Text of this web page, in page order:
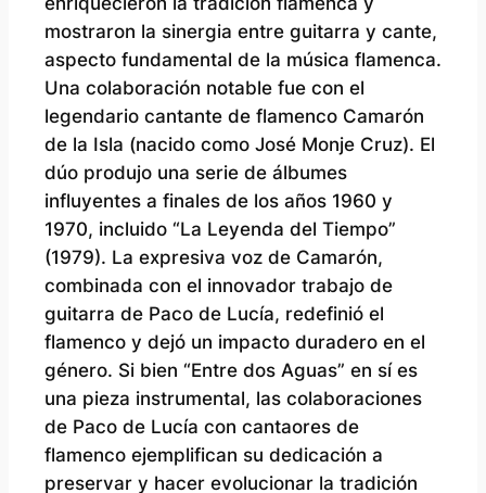
mostraron la sinergia entre guitarra y cante,
aspecto fundamental de la música flamenca.
Una colaboración notable fue con el
legendario cantante de flamenco Camarón
de la Isla (nacido como José Monje Cruz). El
dúo produjo una serie de álbumes
influyentes a finales de los años 1960 y
1970, incluido “La Leyenda del Tiempo”
(1979). La expresiva voz de Camarón,
combinada con el innovador trabajo de
guitarra de Paco de Lucía, redefinió el
flamenco y dejó un impacto duradero en el
género. Si bien “Entre dos Aguas” en sí es
una pieza instrumental, las colaboraciones
de Paco de Lucía con cantaores de
flamenco ejemplifican su dedicación a
preservar y hacer evolucionar la tradición